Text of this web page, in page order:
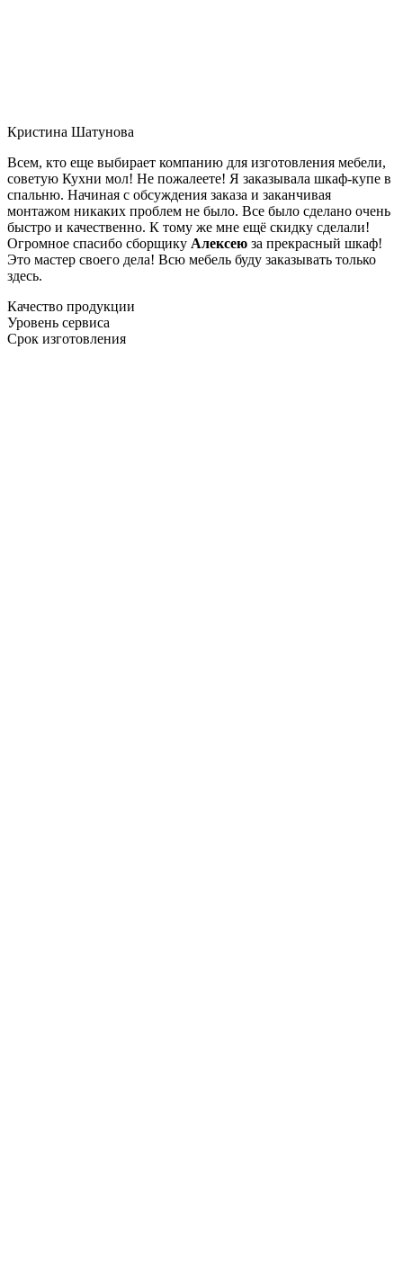
Кристина Шатунова
Всем, кто еще выбирает компанию для изготовления мебели,
советую Кухни мол! Не пожалеете! Я заказывала шкаф-купе в
спальню. Начиная с обсуждения заказа и заканчивая
монтажом никаких проблем не было. Все было сделано очень
быстро и качественно. К тому же мне ещё скидку сделали!
Огромное спасибо сборщику Алексею за прекрасный шкаф!
Это мастер своего дела! Всю мебель буду заказывать только
здесь.
Качество продукции
Уровень сервиса
Срок изготовления